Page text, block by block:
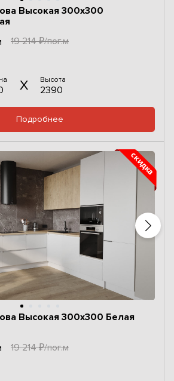
Высокая 300х300
19 214 ₽/пог.м
Высота
2390
Подробнее
Высокая 300х300 Белая
19 214 ₽/пог.м